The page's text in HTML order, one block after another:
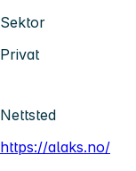
Sektor
Privat
Nettsted
https://alaks.no/